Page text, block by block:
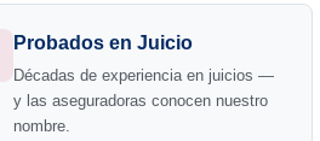
Probados en Juicio
Décadas de experiencia en juicios —
y las aseguradoras conocen nuestro
nombre.